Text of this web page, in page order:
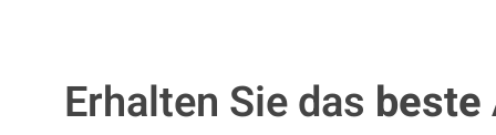
Erhalten Sie das